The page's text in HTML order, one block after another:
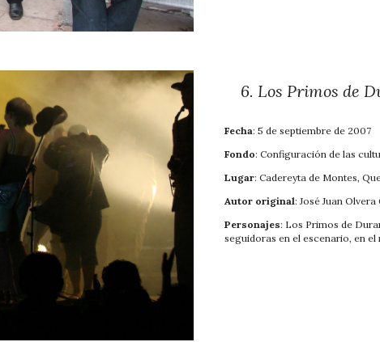
6. Los Primos de
Fecha: 5 de septiembre de 2007
Fondo: Configuración de las
Lugar: Cadereyta de Montes,
Autor original: José Juan Olvera
Personajes: Los Primos de
seguidoras en el escenario, en